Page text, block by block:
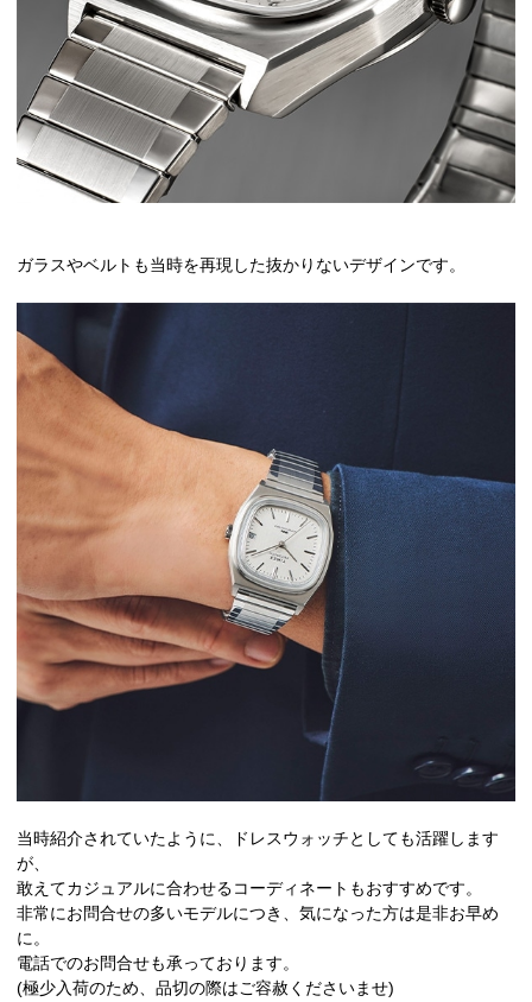
ガラスやベルトも当時を再現した抜かりないデザインです。
当時紹介されていたように、ドレスウォッチとしても活躍します
が、
敢えてカジュアルに合わせるコーディネートもおすすめです。
非常にお問合せの多いモデルにつき、気になった方は是非お早め
に。
電話でのお問合せも承っております。
(極少入荷のため、品切の際はご容赦くださいませ)